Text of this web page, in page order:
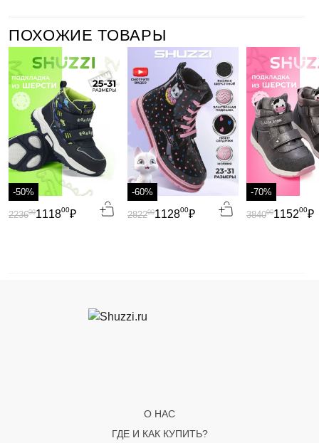
ПОХОЖИЕ ТОВАРЫ
-50%
111800₽
223600
-60%
112800₽
282200
-70%
115200₽
384000
О НАС
ГДЕ И КАК КУПИТЬ?